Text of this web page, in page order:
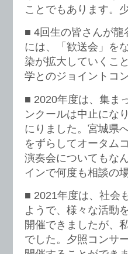
ことでもあります。
■ 4回生の皆さんが
には、「歓送会」を
染が拡大していくこ
学とのジョイントコ
■ 2020年度は、集ま
ンクールは中止にな
にりました。宮城県
をずらしてオータム
演奏会についてもな
インで何度も相談の
■ 2021年度は、社会
ようで、様々な活動
開催できましたが、
でした。夕照コンサ